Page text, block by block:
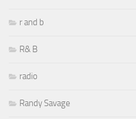
r and b
R& B
radio
Randy Savage